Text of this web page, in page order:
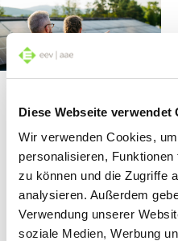
Diese Webseite verwendet
Wir verwenden Cookies,
personalisieren,
zu können und die Zugriffe
analysieren. Außerdem
Verwendung unserer
soziale Medien, Werbung
En 2025, les installations
plus de huit térawattheures
d’électricité solaire, soit près de 40 % de
plus que l’année précédente. Le soleil a
ainsi couvert environ 14 % de la
consommation électrique de notre
pays. D’ici 2035, la production
d’électricité issue des nouvelles
énergies renouvelables devrait
atteindre 35 térawattheures. À cet
égard, le photovoltaïque jouera un rôle
important.